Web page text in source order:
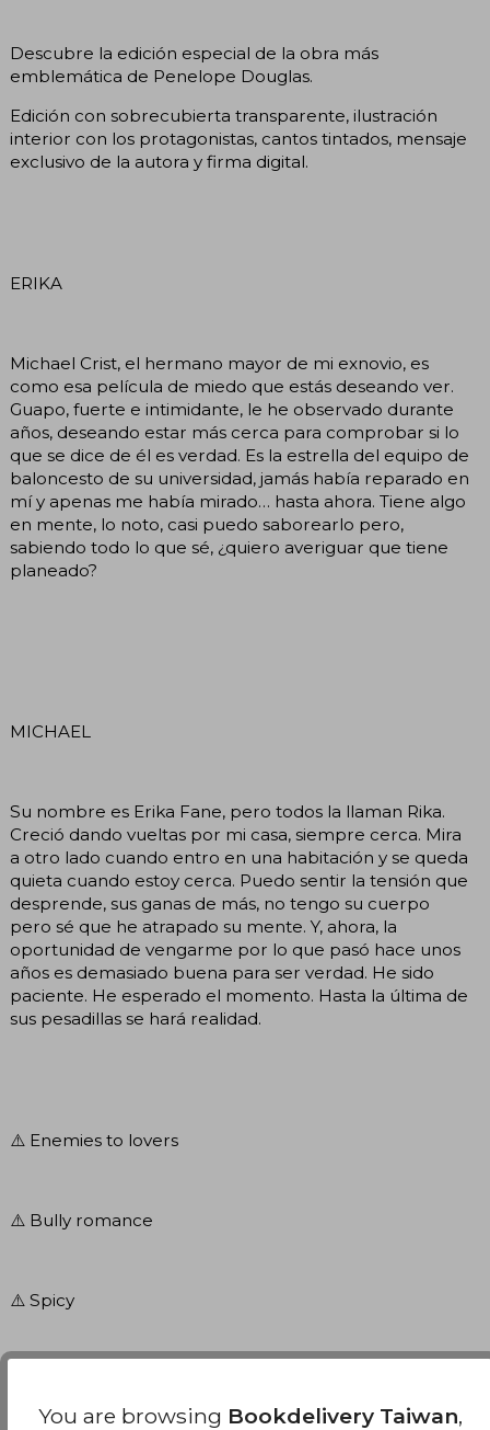
Descubre la edición especial de la obra más
emblemática de Penelope Douglas.
Edición con sobrecubierta transparente, ilustración
interior con los protagonistas, cantos tintados, mensaje
exclusivo de la autora y firma digital.
ERIKA
Michael Crist, el hermano mayor de mi exnovio, es
como esa película de miedo que estás deseando ver.
Guapo, fuerte e intimidante, le he observado durante
años, deseando estar más cerca para comprobar si lo
que se dice de él es verdad. Es la estrella del equipo de
baloncesto de su universidad, jamás había reparado en
mí y apenas me había mirado… hasta ahora. Tiene algo
en mente, lo noto, casi puedo saborearlo pero,
sabiendo todo lo que sé, ¿quiero averiguar que tiene
planeado?
MICHAEL
Su nombre es Erika Fane, pero todos la llaman Rika.
Creció dando vueltas por mi casa, siempre cerca. Mira
a otro lado cuando entro en una habitación y se queda
quieta cuando estoy cerca. Puedo sentir la tensión que
desprende, sus ganas de más, no tengo su cuerpo
pero sé que he atrapado su mente. Y, ahora, la
oportunidad de vengarme por lo que pasó hace unos
años es demasiado buena para ser verdad. He sido
paciente. He esperado el momento. Hasta la última de
sus pesadillas se hará realidad.
⚠️ Enemies to lovers
⚠️ Bully romance
⚠️ Spicy
You are browsing Bookdelivery Taiwan,